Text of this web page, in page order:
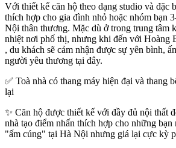
Với thiết kế căn hộ theo dạng studio và đặc
thích hợp cho gia đình nhỏ hoặc nhóm bạn
Nội thân thương. Mặc dù ở trong trung tâm
nhiệt nơi phố thị, nhưng khi đến với Hoàng
, du khách sẽ cảm nhận được sự yên bình,
người yêu thương tại đây.
✅ Toà nhà có thang máy hiện đại và thang
lại
✨ Căn hộ được thiết kế với đầy đủ nội thất
nhà tạo điểm nhấn thích hợp cho những
"ấm cúng" tại Hà Nội nhưng giá lại cực kỳ